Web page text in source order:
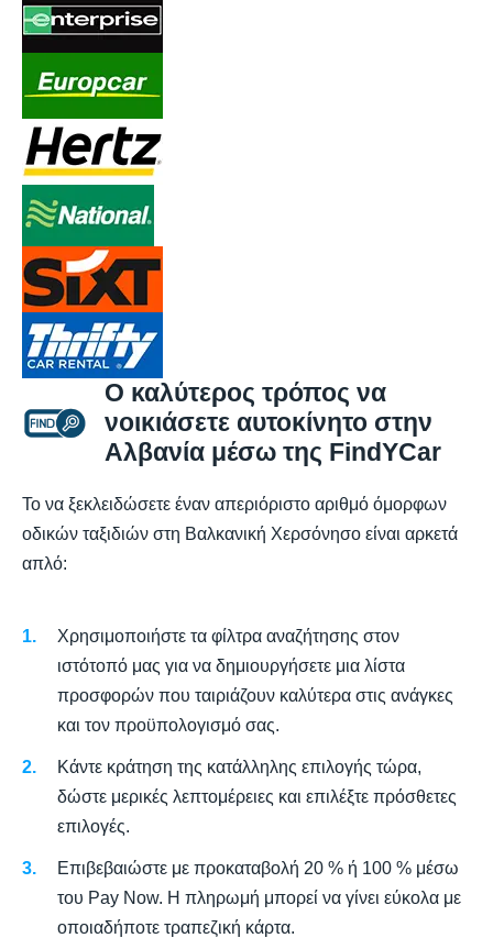
Ο καλύτερος τρόπος να
νοικιάσετε αυτοκίνητο στην
Αλβανία μέσω της FindYCar
Το να ξεκλειδώσετε έναν απεριόριστο αριθμό όμορφων
οδικών ταξιδιών στη Βαλκανική Χερσόνησο είναι αρκετά
απλό:
Χρησιμοποιήστε τα φίλτρα αναζήτησης στον
ιστότοπό μας για να δημιουργήσετε μια λίστα
προσφορών που ταιριάζουν καλύτερα στις ανάγκες
και τον προϋπολογισμό σας.
Κάντε κράτηση της κατάλληλης επιλογής τώρα,
δώστε μερικές λεπτομέρειες και επιλέξτε πρόσθετες
επιλογές.
Επιβεβαιώστε με προκαταβολή 20 % ή 100 % μέσω
του Pay Now. Η πληρωμή μπορεί να γίνει εύκολα με
οποιαδήποτε τραπεζική κάρτα.